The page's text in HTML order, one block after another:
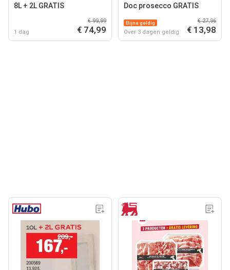
8L + 2L GRATIS
1 dag
€ 99,99
€ 74,99
Doc prosecco GRATIS
Bijna geldig
Over 3 dagen geldig
€ 27,96
€ 13,98